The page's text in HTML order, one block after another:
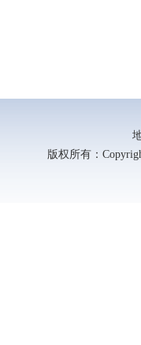
版权所有：